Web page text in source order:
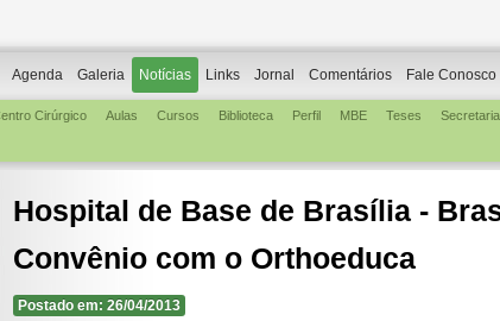
Agenda Galeria Notícias Links Jornal Comentários Fale Conosco
Cirúrgico Aulas Cursos Biblioteca Perfil MBE Teses Secretaria
Hospital de Base de Brasília -
Convênio com o Orthoeduca
Postado em: 26/04/2013